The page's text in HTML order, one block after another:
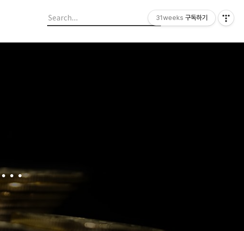
31weeks 구독하기